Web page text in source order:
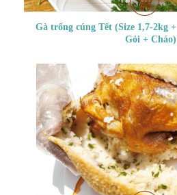
Gà trống cúng Tết (Size 1,7-2kg +
Gỏi + Cháo)